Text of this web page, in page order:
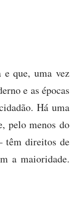
e que, uma vez
e as épocas
Há uma
pelo menos do
têm direitos de
a maioridade.